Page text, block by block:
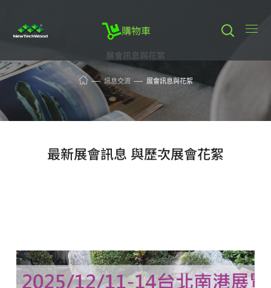
購物車
展會訊息與花絮
訊息交流 展會訊息與花絮
最新展會訊息 與歷次展會花絮